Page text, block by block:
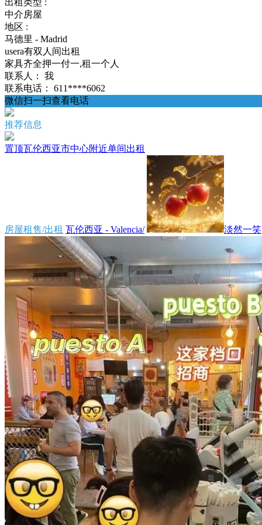
出租类型 :
中介房屋
地区 :
马德里 - Madrid
usera有双人间出租
家具齐全押一付一,租一个人
联系人：
我
联系电话：
611****6062
微信扫一扫查看电话
推荐信息
置顶瓦伦西亚市中心附近单间出租
房屋租售/出租 瓦伦西亚 - Valencia/ 淡然一笑